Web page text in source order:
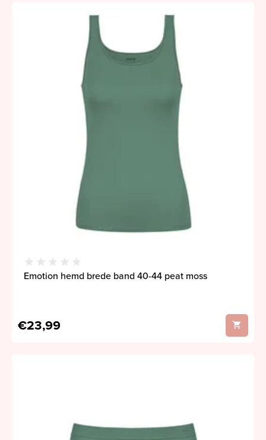
Emotion hemd brede band 40-44 peat moss
€23,99